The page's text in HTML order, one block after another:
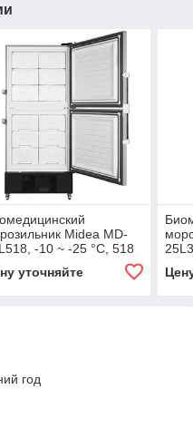
Midea MD-
-10 ~ -25 °C, 518
уточняйте
год